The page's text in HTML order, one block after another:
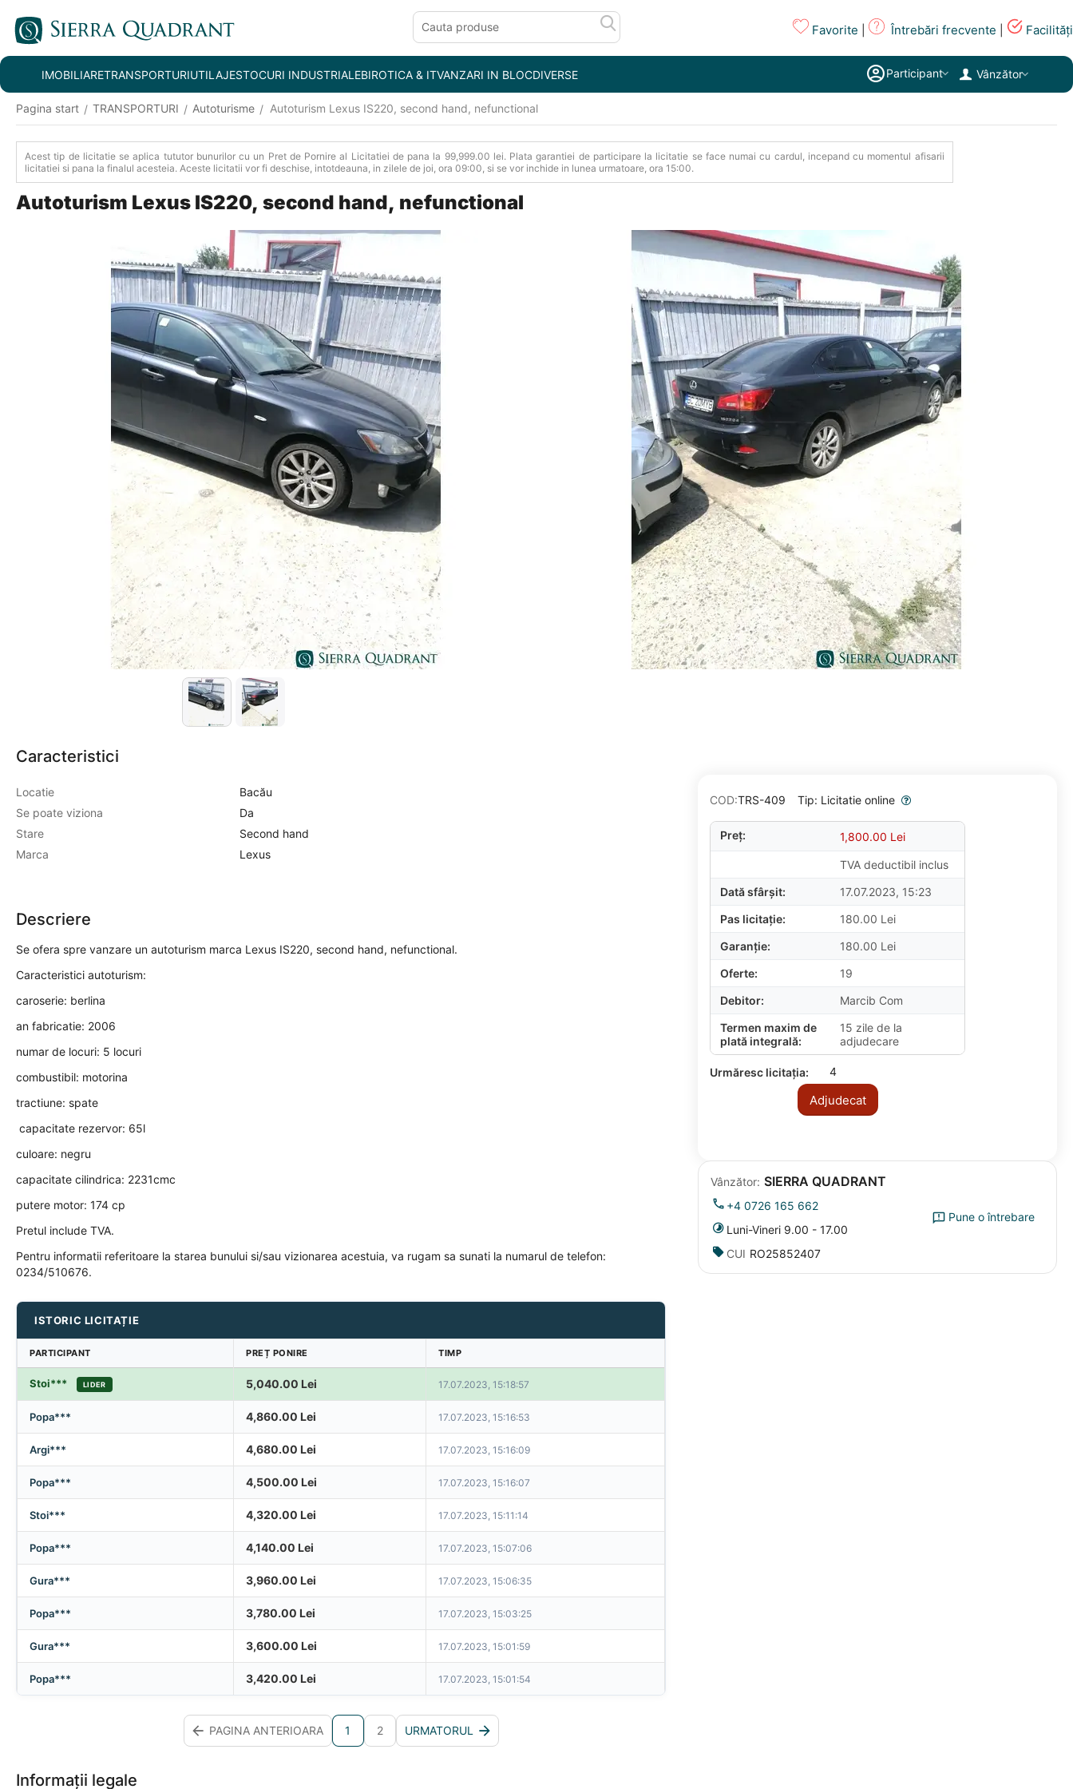
Favorite Întrebări frecvente Facilități
IMOBILIARETRANSPORTURIUTILAJESTOCURI INDUSTRIALEBIROTICA & ITVANZARI IN BLOCDIVERSE Participant Vânzător
Pagina start / TRANSPORTURI / Autoturisme / Autoturism Lexus IS220, second hand, nefunctional
Acest tip de licitatie se aplica tututor bunurilor cu un Pret de Pornire al Licitatiei de pana la 99,999.00 lei. Plata garantiei de participare la licitatie se face numai cu cardul, incepand cu momentul afisarii
licitatiei si pana la finalul acesteia. Aceste licitatii vor fi deschise, intotdeauna, in zilele de joi, ora 09:00, si se vor inchide in lunea urmatoare, ora 15:00.
Autoturism Lexus IS220, second hand, nefunctional
COD:TRS-409 Tip: Licitatie online
Preț: 1,800.00 Lei
TVA deductibil inclus
Dată sfârșit:
17.07.2023, 15:23
Pas licitație:
180.00 Lei
Garanție:
180.00 Lei
Oferte:
19
Debitor:
Marcib Com
Termen maxim de
plată integrală:
15 zile de la
adjudecare
Urmăresc licitația: 4
Adjudecat
Vânzător: SIERRA QUADRANT
+4 0726 165 662
Luni-Vineri 9.00 - 17.00
CUI RO25852407
Pune o întrebare
Caracteristici
Locatie
Bacău
Se poate viziona
Da
Stare
Second hand
Marca
Lexus
Descriere
Se ofera spre vanzare un autoturism marca Lexus IS220, second hand, nefunctional.
Caracteristici autoturism:
caroserie: berlina
an fabricatie: 2006
numar de locuri: 5 locuri
combustibil: motorina
tractiune: spate
capacitate rezervor: 65l
culoare: negru
capacitate cilindrica: 2231cmc
putere motor: 174 cp
Pretul include TVA.
Pentru informatii referitoare la starea bunului si/sau vizionarea acestuia, va rugam sa sunati la numarul de telefon:
0234/510676.
ISTORIC LICITAȚIE
PARTICIPANT PREȚ PONIRE TIMP
Stoi*** LIDER 5,040.00 Lei 17.07.2023, 15:18:57
Popa*** 4,860.00 Lei 17.07.2023, 15:16:53
Argi*** 4,680.00 Lei 17.07.2023, 15:16:09
Popa*** 4,500.00 Lei 17.07.2023, 15:16:07
Stoi*** 4,320.00 Lei 17.07.2023, 15:11:14
Popa*** 4,140.00 Lei 17.07.2023, 15:07:06
Gura*** 3,960.00 Lei 17.07.2023, 15:06:35
Popa*** 3,780.00 Lei 17.07.2023, 15:03:25
Gura*** 3,600.00 Lei 17.07.2023, 15:01:59
Popa*** 3,420.00 Lei 17.07.2023, 15:01:54
PAGINA ANTERIOARA 1 2 URMATORUL
Informații legale